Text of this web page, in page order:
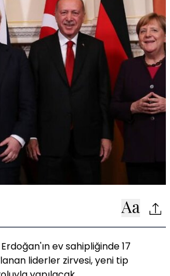
ev sahipliğinde 17
liderler zirvesi, yeni tip